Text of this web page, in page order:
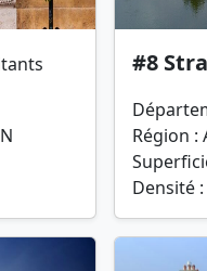
#8
Région :
Densité